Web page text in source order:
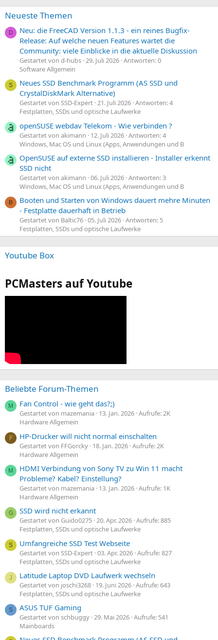
Neueste Themen
D
Neu: die FreeCAD Version 1.1.3 - ein reines Bugfix-
Release: Auf welche neuen Features wartet die
Community: viele Einblicke in die aktuelle Diskussion
Gestartet von d-hubs 29. Juli 2026 Antworten: 0
Software Allgemein
S
Neues SSD Benchmark Programm (AS SSD und
CrystalDiskMark Alternative)
Gestartet von SSD-Expert 21. Juli 2026 Antworten: 4
Festplatten, SSDs und optische Laufwerke
openSUSE webdav Telekom - Wie verbinden ?
Gestartet von akimann 12. Juli 2026 Antworten: 4
Windows, Mac OS und Linux (Apps, Anwendungen und B
OpenSUSE auf externe SSD installieren - Installer erkennt
SSD nicht
Gestartet von akimann 06. Juli 2026 Antworten: 3
Windows, Mac OS und Linux (Apps, Anwendungen und B
B
Booten und Starten von Windows dauert mehre Minuten
- Festplatte dauerhaft in Betrieb
Gestartet von Baltic76 05. Juli 2026 Antworten: 5
Festplatten, SSDs und optische Laufwerke
Youtube Box
PCMasters auf Youtube
Beliebte Forum-Themen
M Fan Control - wie geht das?;)
Gestartet von mazemania 13. Jan. 2026 Aufrufe: 2K
Hardware Allgemein
F HP-Drucker will nicht normal einschalten
Gestartet von FFGorcky 18. Jan. 2026 Aufrufe: 2K
Hardware Allgemein
M
HDMI Verbindung von Sony TV zu Win 11 macht
Probleme? Kabel? Einstellung?
Gestartet von mazemania 13. Jan. 2026 Aufrufe: 1K
Hardware Allgemein
G SSD wird nicht erkannt
Gestartet von Guido0275 20. Apr. 2026 Aufrufe: 885
Festplatten, SSDs und optische Laufwerke
S Umfangreiche SSD Test Webseite
Gestartet von SSD-Expert 03. Apr. 2026 Aufrufe: 827
Festplatten, SSDs und optische Laufwerke
J Latitude Laptop DVD Laufwerk wechseln
Gestartet von joschi3268 19. Juni 2026 Aufrufe: 643
Festplatten, SSDs und optische Laufwerke
S ASUS TUF Gaming
Gestartet von schbuggy 29. Mai 2026 Aufrufe: 541
Mainboards